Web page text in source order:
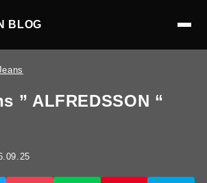
BLOG
” ALFREDSSON “